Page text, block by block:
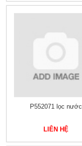
P552071 lọc nước
LIÊN HỆ